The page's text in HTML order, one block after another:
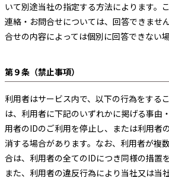
いて別途当社の指定する方法によります。
連絡・お問合せについては、回答できませ
合せの内容によっては個別に回答できない
第９条（禁止事項）
利用者はサービス内で、以下の行為をする
は、利用者に下記のいずれかに掲げる事由
用者のIDのご利用を停止し、または利用者
消する場合があります。なお、利用者が複
合は、利用者の全てのIDにつき同様の措置
また、利用者の違反行為により当社又は当